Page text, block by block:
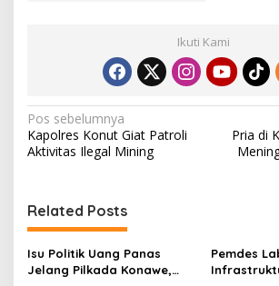
Ikuti Kami
N
a
i
g
a
s
Pos sebelumnya
Kapolres Konut Giat Patroli
Aktivitas Ilegal Mining
Pria di
Related Posts
Isu Politik Uang Panas
Jelang Pilkada Konawe,
Pemdes